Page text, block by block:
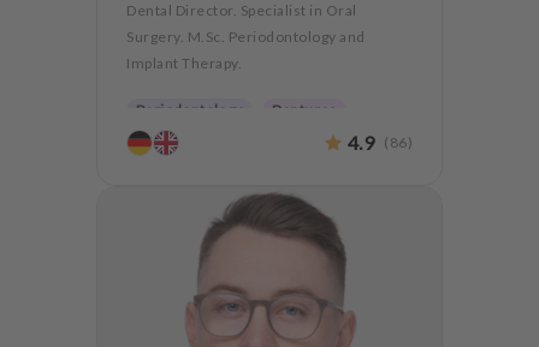
Dental Director. Specialist in Oral
Surgery. M.Sc. Periodontology and
Implant Therapy.
Periodontology
Dentures
Oralsurgery
Implantology 4.9 ( 86)